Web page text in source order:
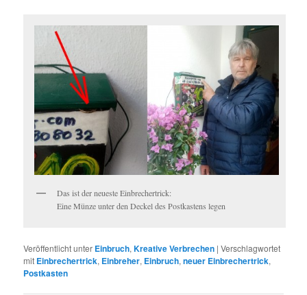
Das ist der neueste Einbrechertrick:
Eine Münze unter den Deckel des Postkastens legen
Veröffentlicht unter Einbruch,Kreative Verbrechen |Verschlagwortet
mit Einbrechertrick, Einbreher, Einbruch,neuer Einbrechertrick,
Postkasten